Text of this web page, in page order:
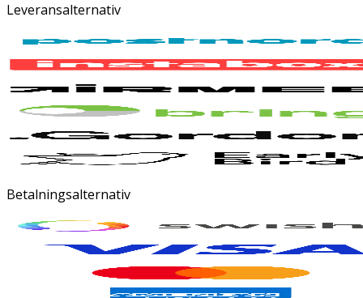
Leveransalternativ
Betalningsalternativ